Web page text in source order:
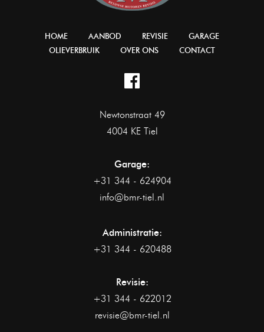
HOME AANBOD REVISIE
GARAGE
OLIEVERBRUIK
OVER ONS CONTACT
Newtonstraat 49
4004 KE Tiel
Garage:
+31 344 - 624904
info@bmr-tiel.nl
Administratie:
+31 344 - 620488
Revisie:
+31 344 - 622012
revisie@bmr-tiel.nl